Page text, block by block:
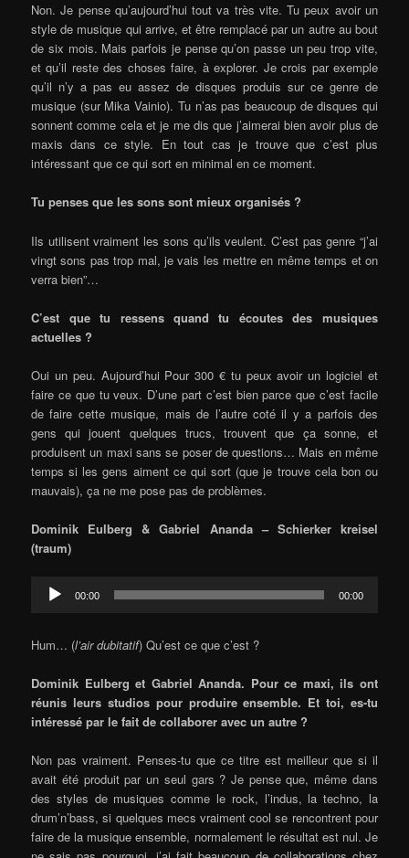
Non. Je pense qu’aujourd’hui tout va très vite. Tu peux avoir un
style de musique qui arrive, et être remplacé par un autre au bout
de six mois. Mais parfois je pense qu’on passe un peu trop vite,
et qu’il reste des choses faire, à explorer. Je crois par exemple
qu’il n’y a pas eu assez de disques produis sur ce genre de
musique (sur Mika Vainio). Tu n’as pas beaucoup de disques qui
sonnent comme cela et je me dis que j’aimerai bien avoir plus de
maxis dans ce style. En tout cas je trouve que c’est plus
intéressant que ce qui sort en minimal en ce moment.
Tu penses que les sons sont mieux organisés ?
Ils utilisent vraiment les sons qu’ils veulent. C’est pas genre “j’ai
vingt sons pas trop mal, je vais les mettre en même temps et on
verra bien”…
C’est que tu ressens quand tu écoutes des musiques
actuelles ?
Oui un peu. Aujourd’hui Pour 300 € tu peux avoir un logiciel et
faire ce que tu veux. D’une part c’est bien parce que c’est facile
de faire cette musique, mais de l’autre coté il y a parfois des
gens qui jouent quelques trucs, trouvent que ça sonne, et
produisent un maxi sans se poser de questions… Mais en même
temps si les gens aiment ce qui sort (que je trouve cela bon ou
mauvais), ça ne me pose pas de problèmes.
Dominik Eulberg & Gabriel Ananda – Schierker kreisel
(traum)
Audio
Player
00:00 00:00
Hum… (l’air dubitatif) Qu’est ce que c’est ?
Dominik Eulberg et Gabriel Ananda. Pour ce maxi, ils ont
réunis leurs studios pour produire ensemble. Et toi, es-tu
intéressé par le fait de collaborer avec un autre ?
Non pas vraiment. Penses-tu que ce titre est meilleur que si il
avait été produit par un seul gars ? Je pense que, même dans
des styles de musiques comme le rock, l’indus, la techno, la
drum’n’bass, si quelques mecs vraiment cool se rencontrent pour
faire de la musique ensemble, normalement le résultat est nul. Je